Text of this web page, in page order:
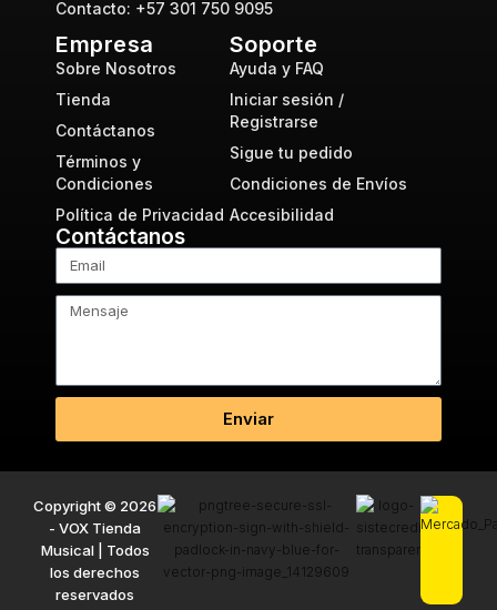
Contacto: +57 301 750 9095
Empresa
Sobre Nosotros
Tienda
Contáctanos
Términos y
Condiciones
Política de Privacidad
Soporte
Ayuda y FAQ
Iniciar sesión /
Registrarse
Sigue tu pedido
Condiciones de Envíos
Accesibilidad
Contáctanos
Enviar
Copyright © 2026
- VOX Tienda
Musical | Todos
los derechos
reservados